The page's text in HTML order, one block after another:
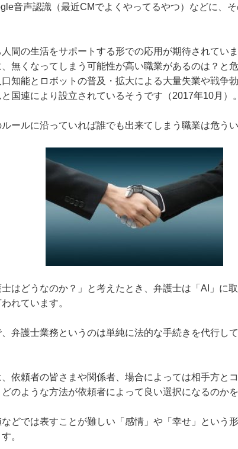
音声認識（最近CMでよくやってるやつ）などに、
間の生活をサポートする形での応用が期待されてい
無くなってしまう可能性が高い職業があるのは？と
知能とロボットの普及・拡大による大量失業や戦争
国連により設立されているそうです（2017年10月）。
ールに沿っていれば誰でも出来てしまう職業は危う
士はどうなのか？」と考えたとき、弁護士は「AI」に
れています。
弁護士業務というのは単純に法的な手続きを代行し
依頼者の皆さまや関係者、場合によっては相手方と
のような方法が依頼者によって良い選択になるのか
どでは表すことが難しい「感情」や「幸せ」という
。